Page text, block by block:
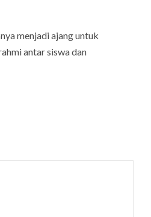
menjadi ajang untuk
antar siswa dan